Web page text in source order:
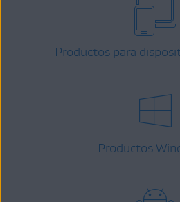
Productos para
Productos